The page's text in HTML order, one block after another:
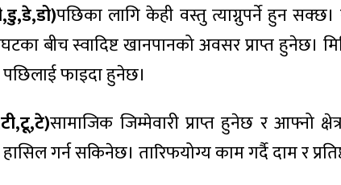
पछिका लागि केही वस्तु त्याग्नुपर्ने हुन
बीच स्वादिष्ट खानपानको अवसर प्राप्त हुनेछ।
फाइदा हुनेछ।
सामाजिक जिम्मेवारी प्राप्त हुनेछ र आफ्नो
हासिल गर्न सकिनेछ। तारिफयोग्य काम गर्दै दाम र